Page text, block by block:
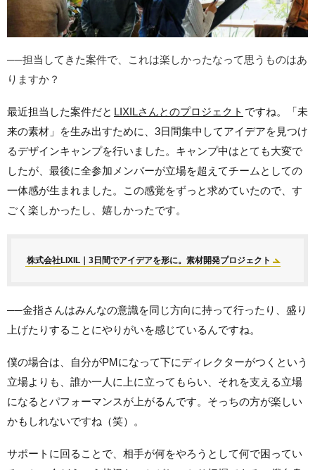
──担当してきた案件で、これは楽しかったなって思うものはあ
りますか？
最近担当した案件だと LIXILさんとのプロジェクト ですね。「未
来の素材」を生み出すために、3日間集中してアイデアを見つけ
るデザインキャンプを行いました。キャンプ中はとても大変で
したが、最後に全参加メンバーが立場を超えてチームとしての
一体感が生まれました。この感覚をずっと求めていたので、す
ごく楽しかったし、嬉しかったです。
株式会社LIXIL｜3日間でアイデアを形に。素材開発プロジェクト
──金指さんはみんなの意識を同じ方向に持って行ったり、盛り
上げたりすることにやりがいを感じているんですね。
僕の場合は、自分がPMになって下にディレクターがつくという
立場よりも、誰か一人に上に立ってもらい、それを支える立場
になるとパフォーマンスが上がるんです。そっちの方が楽しい
かもしれないですね（笑）。
サポートに回ることで、相手が何をやろうとして何で困ってい